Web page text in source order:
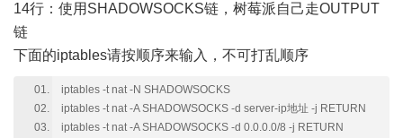
14行：使用SHADOWSOCKS链，树莓派自己走OUTPUT
链
下面的iptables请按顺序来输入，不可打乱顺序
iptables -t nat -N SHADOWSOCKS
iptables -t nat -A SHADOWSOCKS -d server-ip地址 -j RETURN
iptables -t nat -A SHADOWSOCKS -d 0.0.0.0/8 -j RETURN